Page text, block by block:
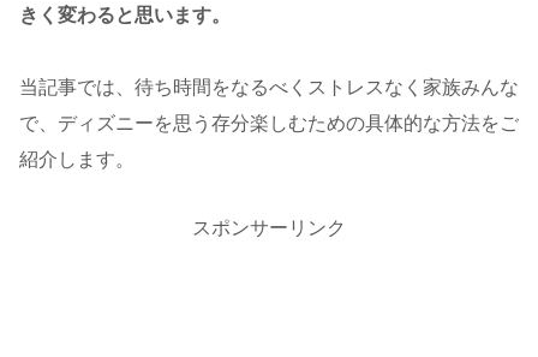
きく変わると思います。
当記事では、待ち時間をなるべくストレスなく家族みんな
で、ディズニーを思う存分楽しむための具体的な方法をご
紹介します。
スポンサーリンク